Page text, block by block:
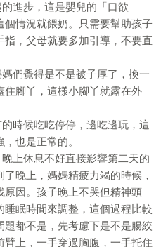
進步，這是嬰兒的「口欲
情況就餵奶。只需要幫助孩子
，父母就要多加引導，不要直
們覺得是不是被子厚了，換一
腳丫，這樣小腳丫就露在外
時候吃吃停停，邊吃邊玩，這
也是正常的。
上休息不好直接影響第二天的
晚上，媽媽精疲力竭的時候，
因。孩子晚上不哭但精神頭
眠時間來調整，這個過程比較
都不是，先考慮下是不是腸絞
上，一手穿過胸腹，一手托住